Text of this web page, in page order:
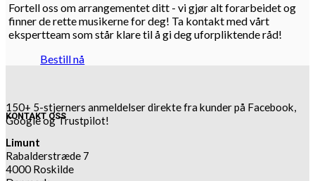
Fortell oss om arrangementet ditt - vi gjør alt forarbeidet og
finner de rette musikerne for deg! Ta kontakt med vårt
ekspertteam som står klare til å gi deg uforpliktende råd!
Bestill nå
150+ 5-stjerners anmeldelser direkte fra kunder på Facebook,
Google og Trustpilot!
KONTAKT OSS
Limunt
Rabalderstræde 7
4000 Roskilde